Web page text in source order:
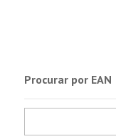
Procurar por EAN